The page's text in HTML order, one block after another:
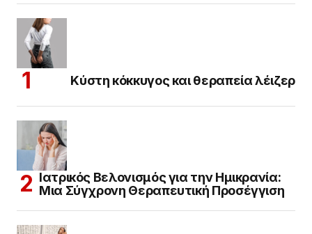
Κύστη κόκκυγος και θεραπεία λέιζερ
Ιατρικός Βελονισμός για την Ημικρανία:
Μια Σύγχρονη Θεραπευτική Προσέγγιση